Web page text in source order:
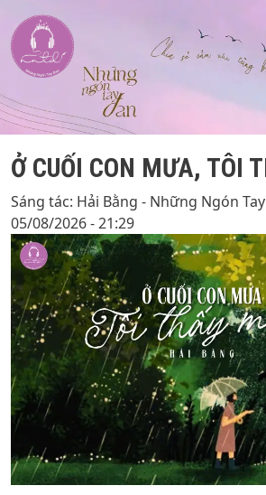
Skip to
Ở CUỐI CON MƯA, TÔI
Sáng tác: Hải Bằng - Những Ngón
05/08/2026 - 21:29